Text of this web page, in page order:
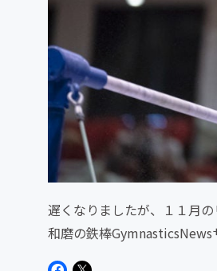
遅くなりましたが、１１月
和磨の鉄棒